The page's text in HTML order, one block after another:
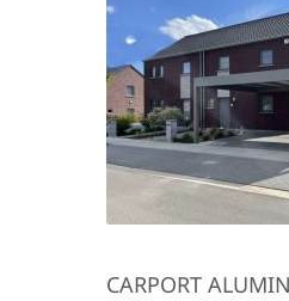
CARPORT